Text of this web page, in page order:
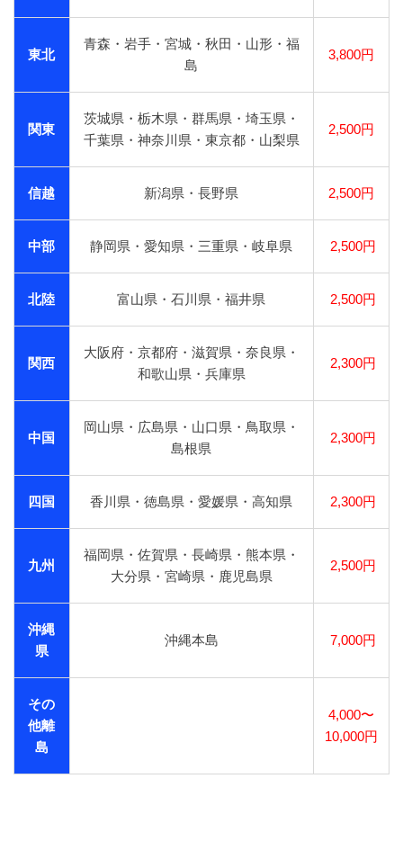
東北
青森・岩手・宮城・秋田・山形・福
島
3,800円
関東
茨城県・栃木県・群馬県・埼玉県・
千葉県・神奈川県・東京都・山梨県
2,500円
信越 新潟県・長野県 2,500円
中部 静岡県・愛知県・三重県・岐阜県 2,500円
北陸 富山県・石川県・福井県 2,500円
関西
大阪府・京都府・滋賀県・奈良県・
和歌山県・兵庫県
2,300円
中国
岡山県・広島県・山口県・鳥取県・
島根県
2,300円
四国 香川県・徳島県・愛媛県・高知県 2,300円
九州
福岡県・佐賀県・長崎県・熊本県・
大分県・宮崎県・鹿児島県
2,500円
沖縄
県
沖縄本島 7,000円
その
他離
島
4,000〜
10,000円